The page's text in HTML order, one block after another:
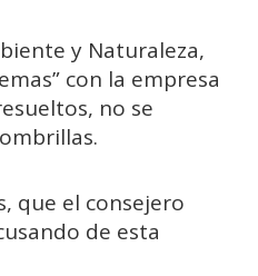
y Naturaleza,
con la empresa
no se
que el consejero
de esta